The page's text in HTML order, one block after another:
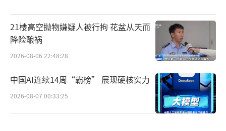
21楼高空抛物嫌疑人被行拘 花盆从天而
降险酿祸
2026-08-06 22:48:28
中国AI连续14周“霸榜” 展现硬核实力
2026-08-07 00:33:25